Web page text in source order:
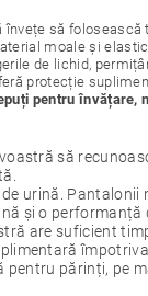
să folosească
moale și
de lichid,
protecție
pentru învățare,
să
urină.
și o performanță
are suficient
părinți, pe